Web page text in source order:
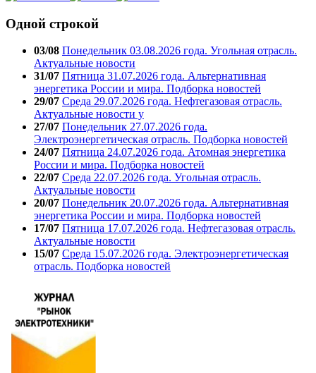
Одной строкой
03/08 Понедельник 03.08.2026 года. Угольная отрасль.
Актуальные новости
31/07 Пятница 31.07.2026 года. Альтернативная
энергетика России и мира. Подборка новостей
29/07 Среда 29.07.2026 года. Нефтегазовая отрасль.
Актуальные новости у
27/07 Понедельник 27.07.2026 года.
Электроэнергетическая отрасль. Подборка новостей
24/07 Пятница 24.07.2026 года. Атомная энергетика
России и мира. Подборка новостей
22/07 Среда 22.07.2026 года. Угольная отрасль.
Актуальные новости
20/07 Понедельник 20.07.2026 года. Альтернативная
энергетика России и мира. Подборка новостей
17/07 Пятница 17.07.2026 года. Нефтегазовая отрасль.
Актуальные новости
15/07 Среда 15.07.2026 года. Электроэнергетическая
отрасль. Подборка новостей